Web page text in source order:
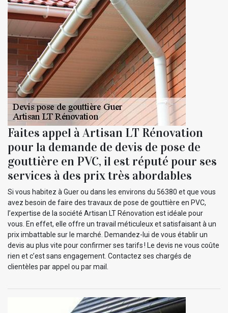
Faites appel à Artisan LT Rénovation
pour la demande de devis de pose de
gouttière en PVC, il est réputé pour ses
services à des prix très abordables
Si vous habitez à Guer ou dans les environs du 56380 et que vous
avez besoin de faire des travaux de pose de gouttière en PVC,
l’expertise de la société Artisan LT Rénovation est idéale pour
vous. En effet, elle offre un travail méticuleux et satisfaisant à un
prix imbattable sur le marché. Demandez-lui de vous établir un
devis au plus vite pour confirmer ses tarifs ! Le devis ne vous coûte
rien et c’est sans engagement. Contactez ses chargés de
clientèles par appel ou par mail.